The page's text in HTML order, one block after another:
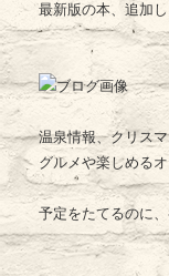
最新版の本、追加し
温泉情報、クリス
グルメや楽しめる
予定をたてるのに